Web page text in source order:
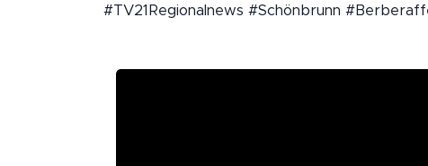
#TV21Regionalnews #Schönbrunn